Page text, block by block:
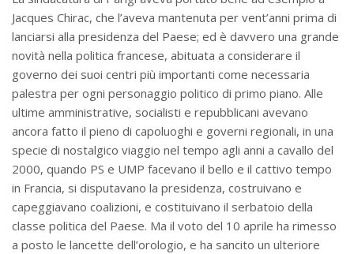
Jacques Chirac, che l’aveva mantenuta per vent’anni prima di
lanciarsi alla presidenza del Paese; ed è davvero una grande
novità nella politica francese, abituata a considerare il
governo dei suoi centri più importanti come necessaria
palestra per ogni personaggio politico di primo piano. Alle
ultime amministrative, socialisti e repubblicani avevano
ancora fatto il pieno di capoluoghi e governi regionali, in una
specie di nostalgico viaggio nel tempo agli anni a cavallo del
2000, quando PS e UMP facevano il bello e il cattivo tempo
in Francia, si disputavano la presidenza, costruivano e
capeggiavano coalizioni, e costituivano il serbatoio della
classe politica del Paese. Ma il voto del 10 aprile ha rimesso
a posto le lancette dell’orologio, e ha sancito un ulteriore